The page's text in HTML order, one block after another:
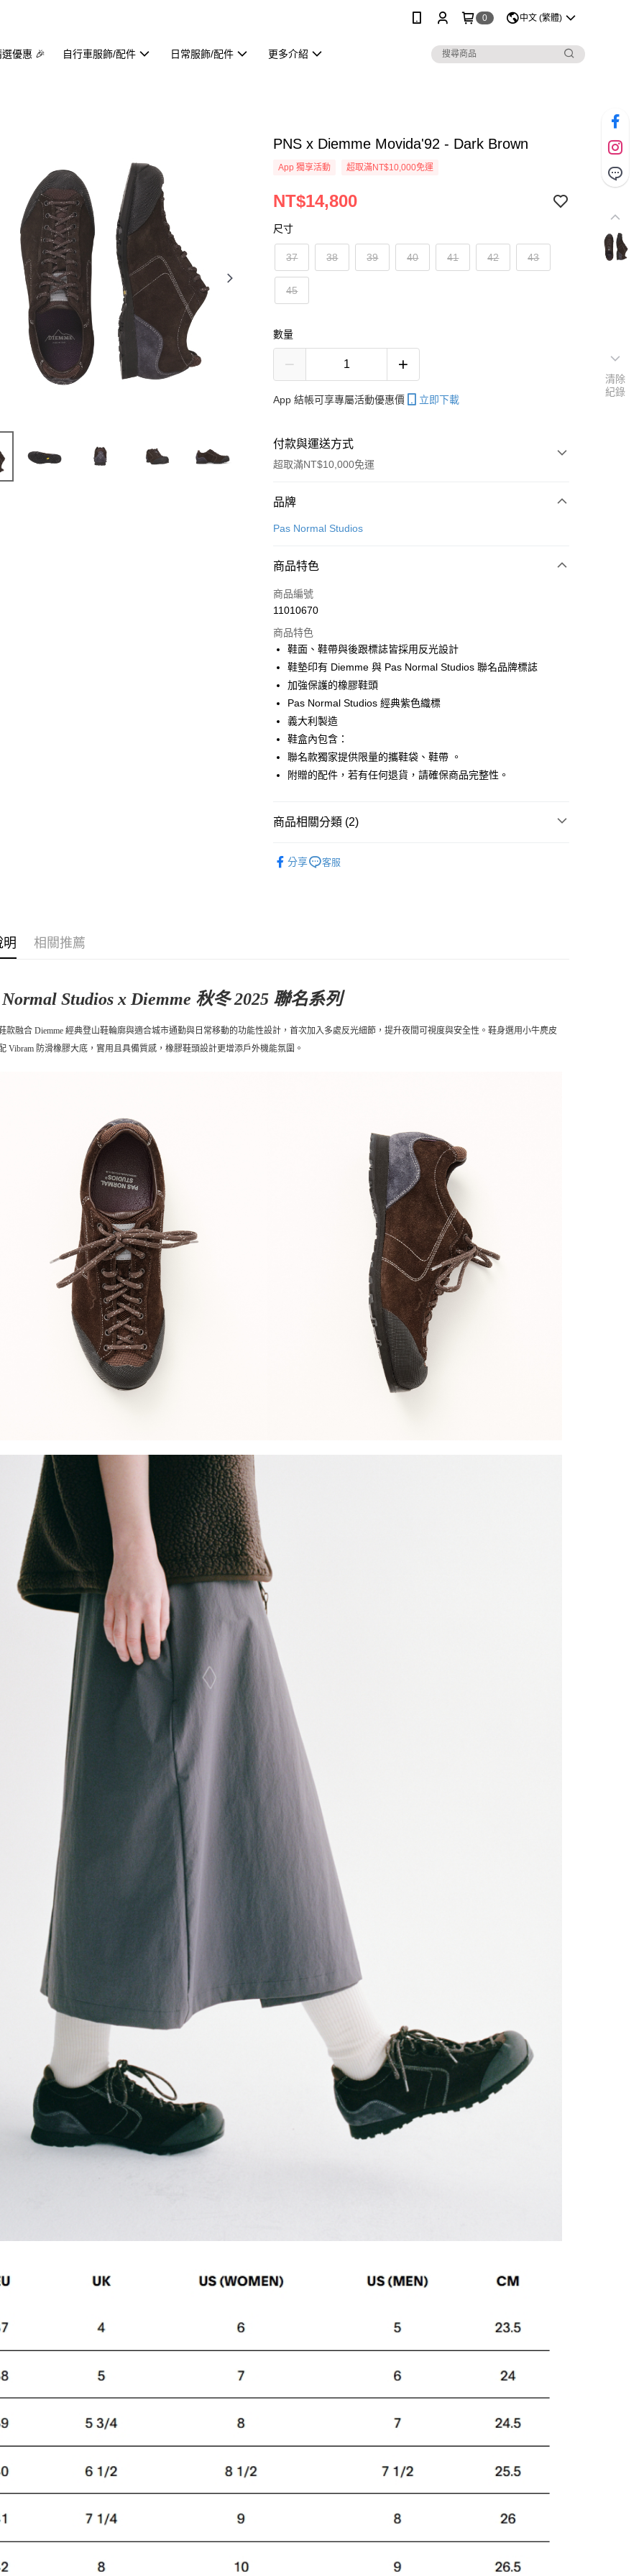
0 中文 (繁體)
優惠 🎉 自行車服飾/配件 日常服飾/配件 更多介紹
PNS x Diemme Movida'92 - Dark Brown
App 獨享活動 超取滿NT$10,000免運
NT$14,800
尺寸
37 38 39 40 41 42 43
45
數量
App 結帳可享專屬活動優惠價 立即下載
付款與運送方式
超取滿NT$10,000免運
付款方式
信用卡一次付款
Apple Pay
Google Pay
運送方式
全家店到店
每筆NT$80，滿NT$10,000(含以上)免運費
付款後全家取貨
每筆NT$80，滿NT$10,000(含以上)免運費
每筆NT$80，滿NT$10,000(含以上)免運費
每筆NT$80，滿NT$10,000(含以上)免運費
品牌
Pas Normal Studios
商品特色
商品編號
11010670
商品特色
鞋面、鞋帶與後跟標誌皆採用反光設計
鞋墊印有 Diemme 與 Pas Normal Studios 聯名品牌標誌
加強保護的橡膠鞋頭
Pas Normal Studios 經典紫色織標
義大利製造
鞋盒內包含：
聯名款獨家提供限量的攜鞋袋、鞋帶 。
附贈的配件，若有任何退貨，請確保商品完整性。
商品相關分類 (2)
分享 客服
明 相關推薦
Normal Studios x Diemme 秋冬 2025 聯名系列
款融合 Diemme 經典登山鞋輪廓與適合城市通勤與日常移動的功能性設計，首次加入多處反光細節，提升夜間可視度與安全性。鞋身選用小牛麂皮
Vibram 防滑橡膠大底，實用且具備質感，橡膠鞋頭設計更增添戶外機能氛圍。
清除
紀錄